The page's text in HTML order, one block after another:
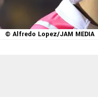
© Alfredo Lopez/JAM MEDIA